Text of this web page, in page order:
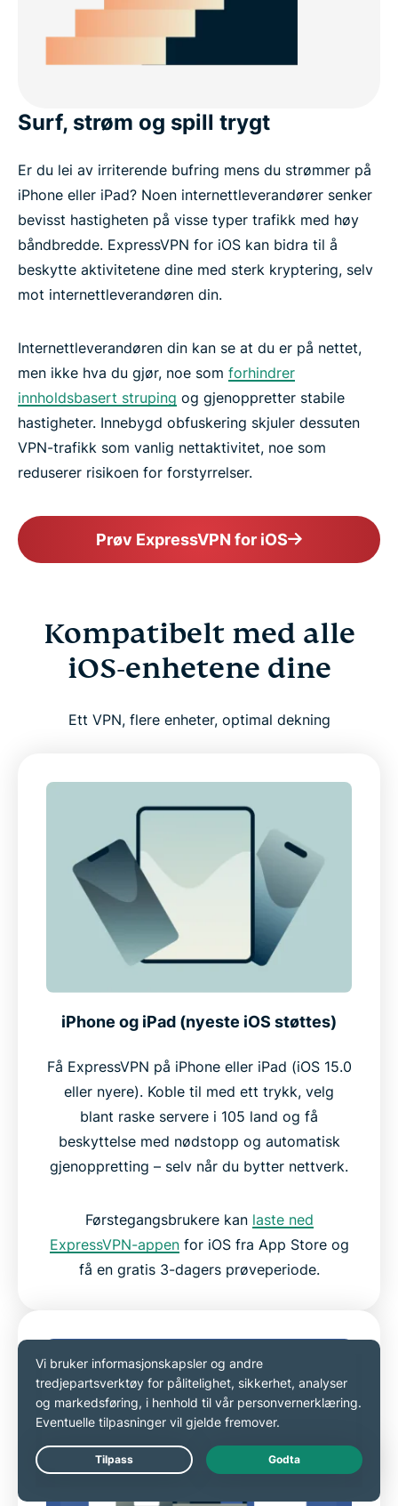
Surf, strøm og spill trygt
Er du lei av irriterende bufring mens du strømmer på
iPhone eller iPad? Noen internettleverandører senker
bevisst hastigheten på visse typer trafikk med høy
båndbredde. ExpressVPN for iOS kan bidra til å
beskytte aktivitetene dine med sterk kryptering, selv
mot internettleverandøren din.
Internettleverandøren din kan se at du er på nettet,
men ikke hva du gjør, noe som forhindrer
innholdsbasert struping og gjenoppretter stabile
hastigheter. Innebygd obfuskering skjuler dessuten
VPN-trafikk som vanlig nettaktivitet, noe som
reduserer risikoen for forstyrrelser.
Prøv ExpressVPN for iOS
Kompatibelt med alle
iOS-enhetene dine
Ett VPN, flere enheter, optimal dekning
iPhone og iPad (nyeste iOS støttes)
Få ExpressVPN på iPhone eller iPad (iOS 15.0
eller nyere). Koble til med ett trykk, velg
blant raske servere i 105 land og få
beskyttelse med nødstopp og automatisk
gjenoppretting – selv når du bytter nettverk.
Førstegangsbrukere kan laste ned
ExpressVPN-appenfor iOS fra App Store og
få en gratis 3-dagers prøveperiode.
Live Chat